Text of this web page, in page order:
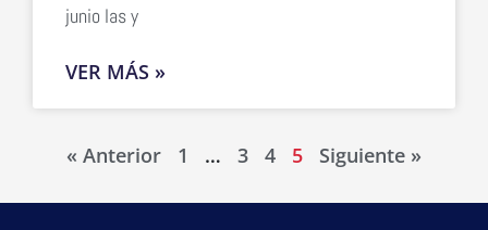
junio las y
VER MÁS »
« Anterior 1 … 3 4 5 Siguiente »